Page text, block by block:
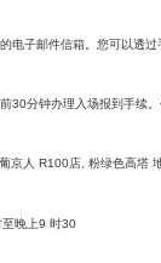
电子邮件信箱。您可以透
30分钟办理入场报到手续
京人 R100店, 粉绿色高塔
至晚上9 时30